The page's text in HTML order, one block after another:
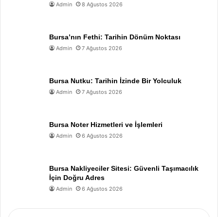
Admin 8 Ağustos 2026
Bursa’nın Fethi: Tarihin Dönüm Noktası
Admin 7 Ağustos 2026
Bursa Nutku: Tarihin İzinde Bir Yolculuk
Admin 7 Ağustos 2026
Bursa Noter Hizmetleri ve İşlemleri
Admin 6 Ağustos 2026
Bursa Nakliyeciler Sitesi: Güvenli Taşımacılık
İçin Doğru Adres
Admin 6 Ağustos 2026